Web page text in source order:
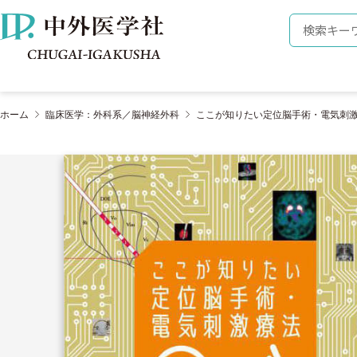
株式会社 中外医学社 検索キーワ
ホーム 臨床医学：外科系／脳神経外科 ここが知りたい定位脳手術・電気刺